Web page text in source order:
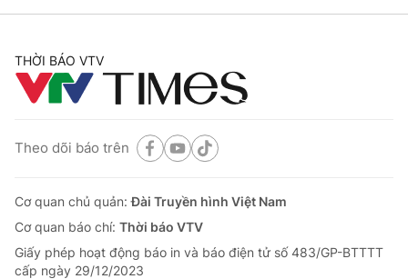
THỜI BÁO VTV
Theo dõi báo trên
Cơ quan chủ quản:Đài Truyền hình Việt Nam
Cơ quan báo chí: Thời báo VTV
Giấy phép hoạt động báo in và báo điện tử số 483/GP-BTTTT
cấp ngày 29/12/2023